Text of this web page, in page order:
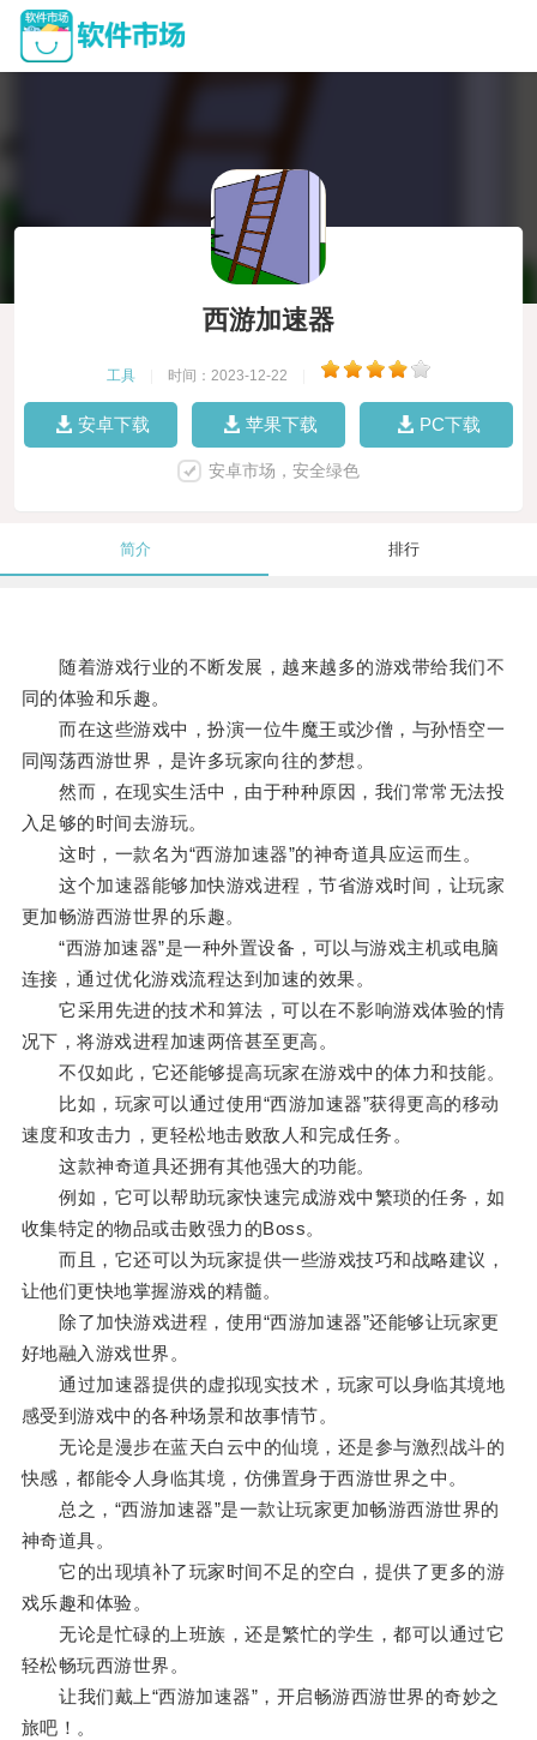
西游加速器
工具 时间：2023-12-22
安卓下载 苹果下载 PC下载
安卓市场，安全绿色
简介 排行
随着游戏行业的不断发展，越来越多的游戏带给我们不
同的体验和乐趣。
而在这些游戏中，扮演一位牛魔王或沙僧，与孙悟空一
同闯荡西游世界，是许多玩家向往的梦想。
然而，在现实生活中，由于种种原因，我们常常无法投
入足够的时间去游玩。
这时，一款名为“西游加速器”的神奇道具应运而生。
这个加速器能够加快游戏进程，节省游戏时间，让玩家
更加畅游西游世界的乐趣。
“西游加速器”是一种外置设备，可以与游戏主机或电脑
连接，通过优化游戏流程达到加速的效果。
它采用先进的技术和算法，可以在不影响游戏体验的情
况下，将游戏进程加速两倍甚至更高。
不仅如此，它还能够提高玩家在游戏中的体力和技能。
比如，玩家可以通过使用“西游加速器”获得更高的移动
速度和攻击力，更轻松地击败敌人和完成任务。
这款神奇道具还拥有其他强大的功能。
例如，它可以帮助玩家快速完成游戏中繁琐的任务，如
收集特定的物品或击败强力的Boss。
而且，它还可以为玩家提供一些游戏技巧和战略建议，
让他们更快地掌握游戏的精髓。
除了加快游戏进程，使用“西游加速器”还能够让玩家更
好地融入游戏世界。
通过加速器提供的虚拟现实技术，玩家可以身临其境地
感受到游戏中的各种场景和故事情节。
无论是漫步在蓝天白云中的仙境，还是参与激烈战斗的
快感，都能令人身临其境，仿佛置身于西游世界之中。
总之，“西游加速器”是一款让玩家更加畅游西游世界的
神奇道具。
它的出现填补了玩家时间不足的空白，提供了更多的游
戏乐趣和体验。
无论是忙碌的上班族，还是繁忙的学生，都可以通过它
轻松畅玩西游世界。
让我们戴上“西游加速器”，开启畅游西游世界的奇妙之
旅吧！。